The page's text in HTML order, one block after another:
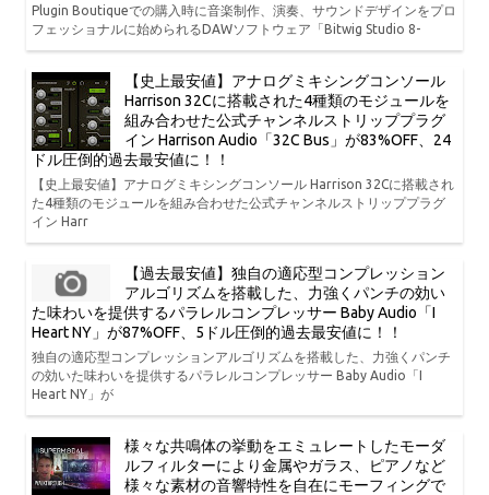
Plugin Boutiqueでの購入時に音楽制作、演奏、サウンドデザインをプロ
フェッショナルに始められるDAWソフトウェア「Bitwig Studio 8-
【史上最安値】アナログミキシングコンソール
Harrison 32Cに搭載された4種類のモジュールを
組み合わせた公式チャンネルストリッププラグ
イン Harrison Audio「32C Bus」が83%OFF、24
ドル圧倒的過去最安値に！！
【史上最安値】アナログミキシングコンソール Harrison 32Cに搭載され
た4種類のモジュールを組み合わせた公式チャンネルストリッププラグ
イン Harr
【過去最安値】独自の適応型コンプレッション
アルゴリズムを搭載した、力強くパンチの効い
た味わいを提供するパラレルコンプレッサー Baby Audio「I
Heart NY」が87%OFF、5ドル圧倒的過去最安値に！！
独自の適応型コンプレッションアルゴリズムを搭載した、力強くパンチ
の効いた味わいを提供するパラレルコンプレッサー Baby Audio「I
Heart NY」が
様々な共鳴体の挙動をエミュレートしたモーダ
ルフィルターにより金属やガラス、ピアノなど
様々な素材の音響特性を自在にモーフィングで